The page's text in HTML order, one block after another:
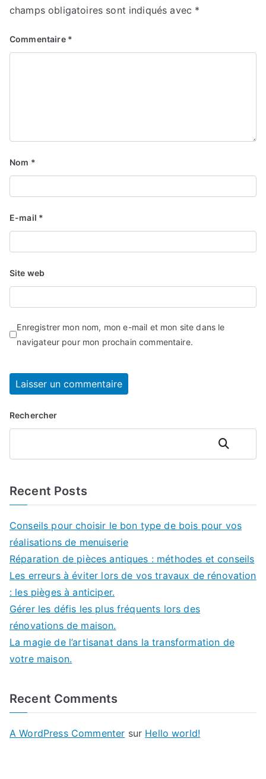
champs obligatoires sont indiqués avec *
Commentaire *
Nom *
E-mail *
Site web
Enregistrer mon nom, mon e-mail et mon site dans le
navigateur pour mon prochain commentaire.
Rechercher
Rechercher
Recent Posts
Conseils pour choisir le bon type de bois pour vos
réalisations de menuiserie
Réparation de pièces antiques : méthodes et conseils
Les erreurs à éviter lors de vos travaux de rénovation
: les pièges à anticiper.
Gérer les défis les plus fréquents lors des
rénovations de maison.
La magie de l’artisanat dans la transformation de
votre maison.
Recent Comments
A WordPress Commenter sur Hello world!